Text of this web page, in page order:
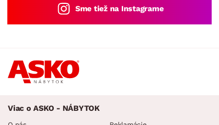
Sme tiež na Instagrame
Viac o ASKO - NÁBYTOK